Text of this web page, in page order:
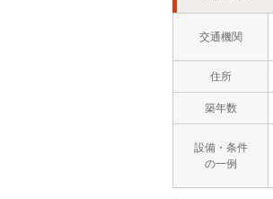
交通機関
住所
築年数
設備・条件
の一例